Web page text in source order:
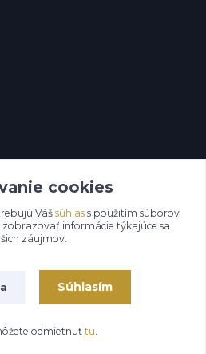
Eshop-rychlo.sk
cookies
Váš súhlass použitím súborov
informácie týkajúce sa
záujmov.
Súhlasím
odmietnuť tu